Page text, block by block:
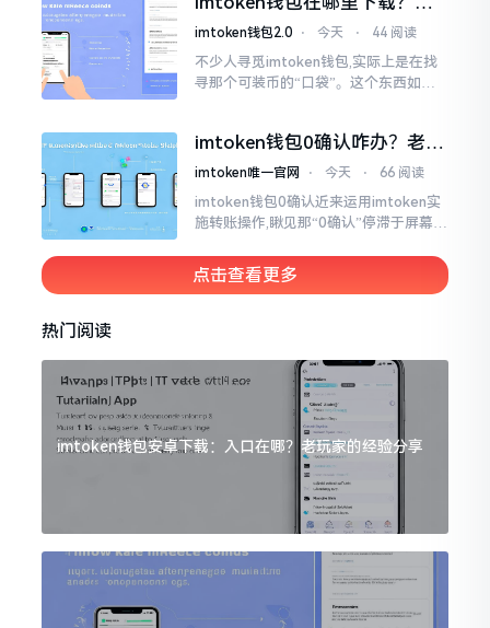
手教你几招避坑
imtoken钱包2.0 ⋅ 今天 ⋅ 44 阅读
不少人寻觅imtoken钱包,实际上是在找
寻那个可装币的“口袋”。这个东西如今
持。
imtoken钱包0确认咋办？老手
教你几招快速解决
imtoken唯一官网 ⋅ 今天 ⋅ 66 阅读
imtoken钱包0确认近来运用imtoken实
施转账操作,瞅见那“0确认”停滞于屏幕之
儿恰似前往银行进行排队,前方之人众多,
你仅有干巴巴等待其一途。
点击查看更多
热门阅读
imtoken钱包安卓下载：入口在哪？老玩家的经验分享